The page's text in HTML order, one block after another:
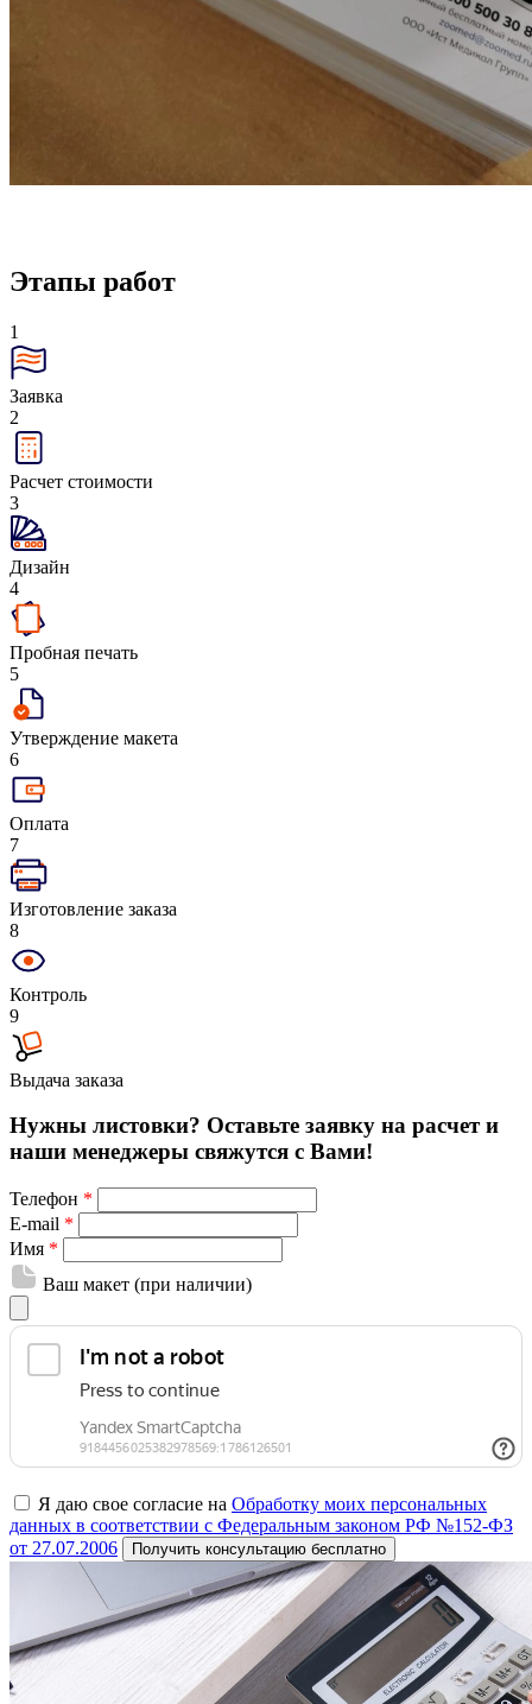
Этапы работ
1
Заявка
2
Расчет стоимости
3
Дизайн
4
Пробная печать
5
Утверждение макета
6
Оплата
7
Изготовление заказа
8
Контроль
9
Выдача заказа
Нужны листовки? Оставьте заявку на расчет и
наши менеджеры свяжутся с Вами!
Телефон *
E-mail *
Имя *
Ваш макет (при наличии)
Я даю свое согласие на Обработку моих персональных
данных в соответствии с Федеральным законом РФ №152-ФЗ
от 27.07.2006
Получить консультацию бесплатно